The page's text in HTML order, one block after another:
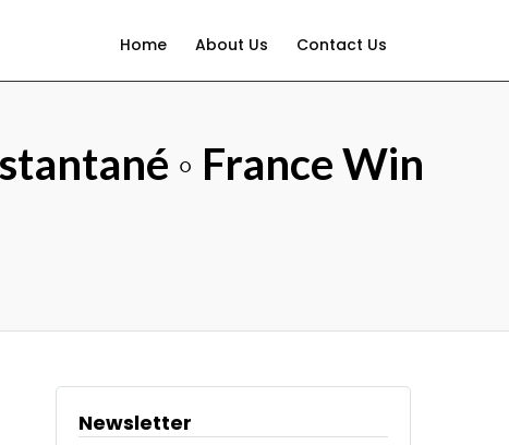
Home About Us Contact Us
◦ France Win
Newsletter